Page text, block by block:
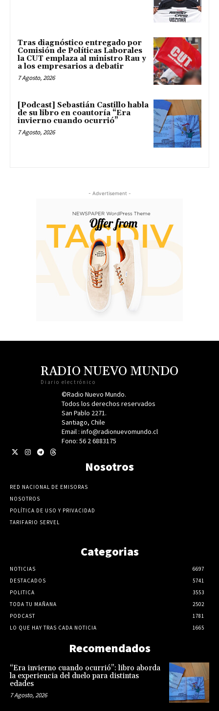
Tras diagnóstico entregado por
Comisión de Políticas Laborales
la CUT emplaza al ministro Rau y
a los empresarios a debatir
7 Agosto, 2026
[Podcast] Sebastián Castillo habla
de su libro en coautoría “Era
invierno cuando ocurrió”
7 Agosto, 2026
- Advertisement -
RADIO NUEVO MUNDO
Diario electrónico
©Radio Nuevo Mundo.
Todos los derechos reservados
San Pablo 2271.
Santiago, Chile
Email : info@radionuevomundo.cl
Fono: 56 2 6883175
Nosotros
RED NACIONAL DE EMISORAS
NOSOTROS
POLÍTICA DE USO Y PRIVACIDAD
TARIFARIO SERVEL
Categorias
NOTICIAS
6697
DESTACADOS
5741
POLITICA
3553
TODA TU MAÑANA
2502
PODCAST
1781
LO QUE HAY TRAS CADA NOTICIA
1665
Recomendados
“Era invierno cuando ocurrió”: libro aborda
la experiencia del duelo para distintas
edades
7 Agosto, 2026